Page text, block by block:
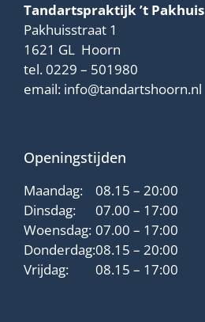
Tandartspraktijk ’t Pakhuis
Pakhuisstraat 1
1621 GL Hoorn
tel.0229 – 501980
email: info@tandartshoorn.nl
Openingstijden
08.15 – 20:00
07.00 – 17:00
07.00 – 17:00
08.15 – 20:00
08.15 – 17:00
Maandag:
Dinsdag:
Woensdag:
Donderdag:
Vrijdag: